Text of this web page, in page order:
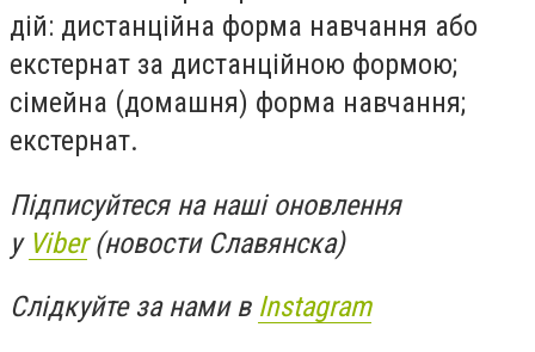
дій: дистанційна форма навчання або
екстернат за дистанційною формою;
сімейна (домашня) форма навчання;
екстернат.
Підписуйтеся на наші оновлення
у Viber(новости Славянска)
Слідкуйте за нами в Instagram